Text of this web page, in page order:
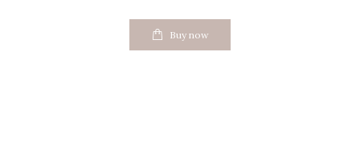
Buy now